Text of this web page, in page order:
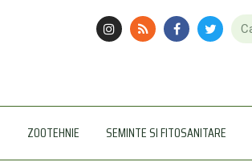
ZOOTEHNIE SEMINTE SI FITOSANITARE